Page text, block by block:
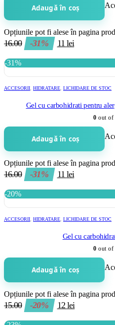
Adaugă în coș
Opțiunile pot fi alese în pagina
16.00 -31% 11 lei
-31%
ACCESORII HIDRATARE LICHIDARE DE STOC
Gel cu carbohidrati pentru
0 out of
Adaugă în coș
Opțiunile pot fi alese în pagina
16.00 -31% 11 lei
-20%
ACCESORII HIDRATARE LICHIDARE DE STOC
Gel cu
0 out of
Adaugă în coș
Opțiunile pot fi alese în pagina
15.00 -20% 12 lei